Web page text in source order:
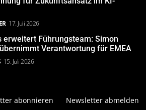
17. Juli 2026
erweitert Führungsteam: Simon
Verantwortung für EMEA
15. Juli 2026
abonnieren Newsletter abmelden